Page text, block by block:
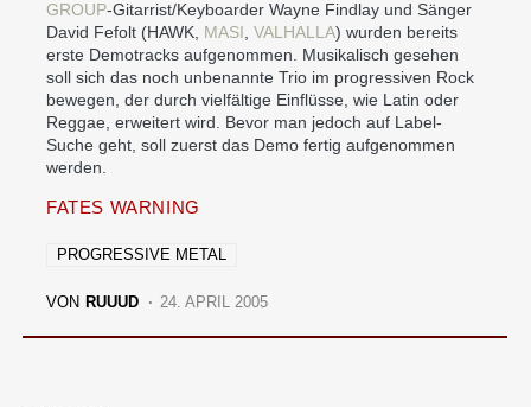
GROUP-Gitarrist/Keyboarder Wayne Findlay und Sänger
David Fefolt (HAWK, MASI, VALHALLA) wurden bereits
erste Demotracks aufgenommen. Musikalisch gesehen
soll sich das noch unbenannte Trio im progressiven Rock
bewegen, der durch vielfältige Einflüsse, wie Latin oder
Reggae, erweitert wird. Bevor man jedoch auf Label-
Suche geht, soll zuerst das Demo fertig aufgenommen
werden.
FATES WARNING
PROGRESSIVE METAL
VON RUUUD 24. APRIL 2005